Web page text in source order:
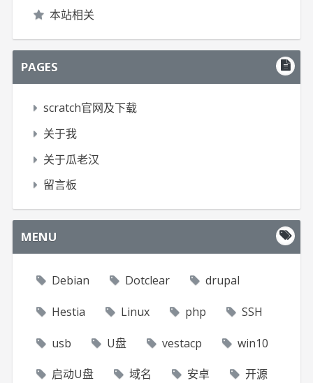
本站相关
PAGES
scratch官网及下载
关于我
关于瓜老汉
留言板
MENU
Debian Dotclear drupal
Hestia Linux php SSH
usb U盘 vestacp win10
启动U盘 域名 安卓 开源